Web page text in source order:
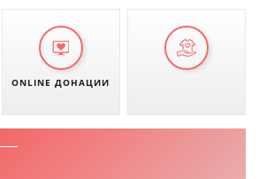
ONLINE ДОНАЦИИ